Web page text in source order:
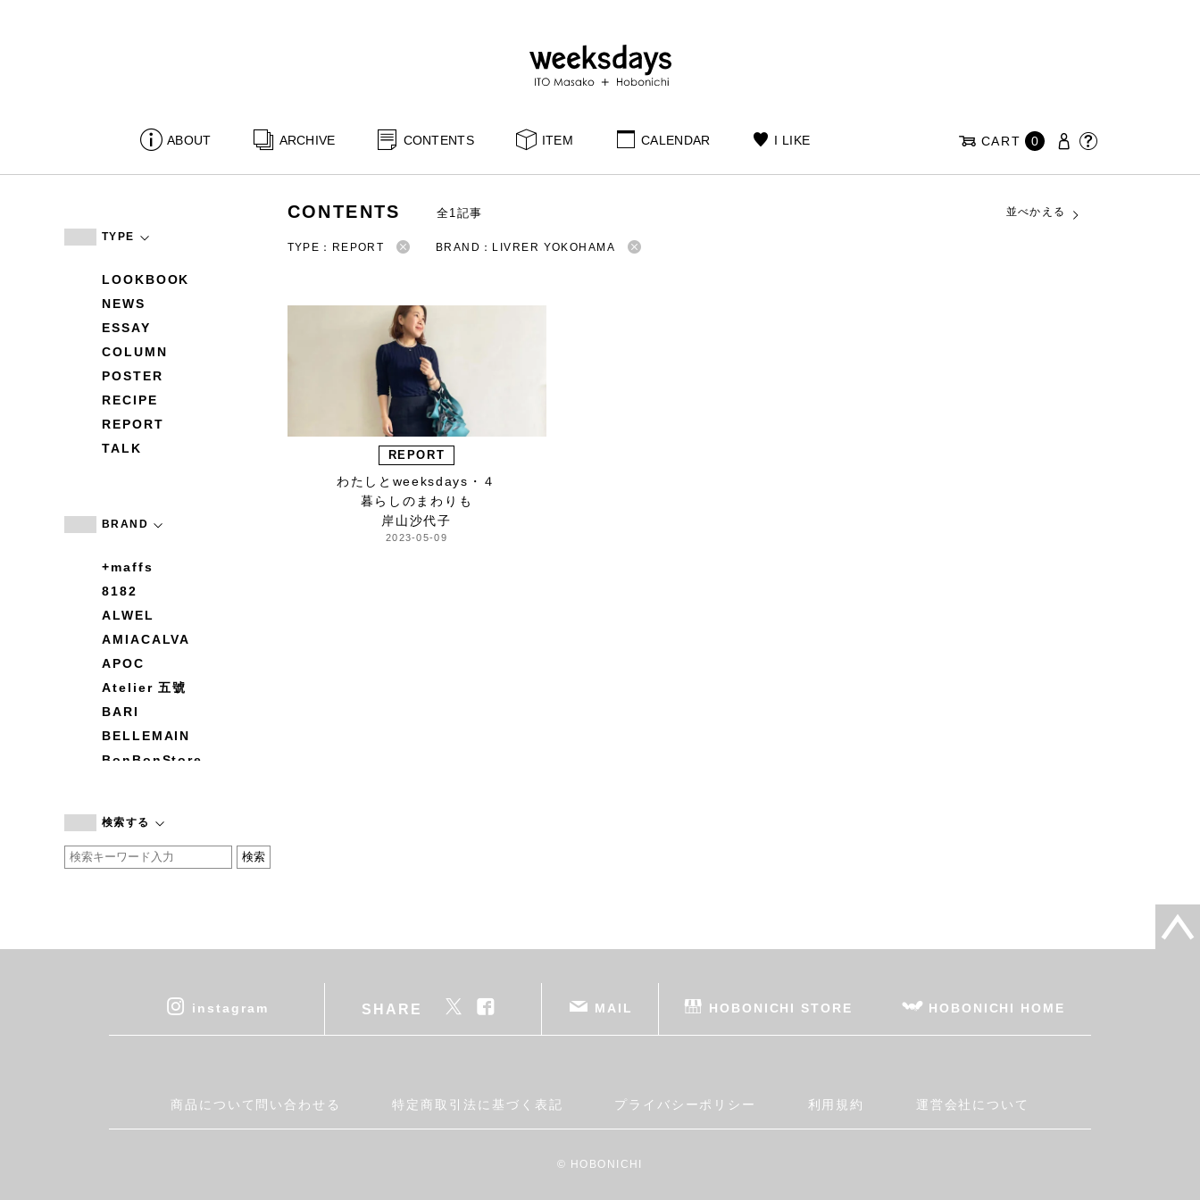
ABOUT ARCHIVE CONTENTS ITEM CALENDAR I LIKE CART 0
TYPE
LOOKBOOK
NEWS
ESSAY
COLUMN
POSTER
RECIPE
REPORT
TALK
BRAND
+maffs
8182
ALWEL
AMIACALVA
APOC
Atelier 五號
BARI
BELLEMAIN
BonBonStore
by basics
CATWORTH
cohan
DEAN & DELUCA
Fatima Morocco
検索する
CONTENTS 全1記事 並べかえる
TYPE：REPORT BRAND：LIVRER YOKOHAMA
REPORT
わたしとweeksdays・４
暮らしのまわりも
岸山沙代子
2023-05-09
instagram SHARE MAIL HOBONICHI STORE HOBONICHI HOME
商品について問い合わせる 特定商取引法に基づく表記 プライバシーポリシー 利用規約 運営会社について
© HOBONICHI